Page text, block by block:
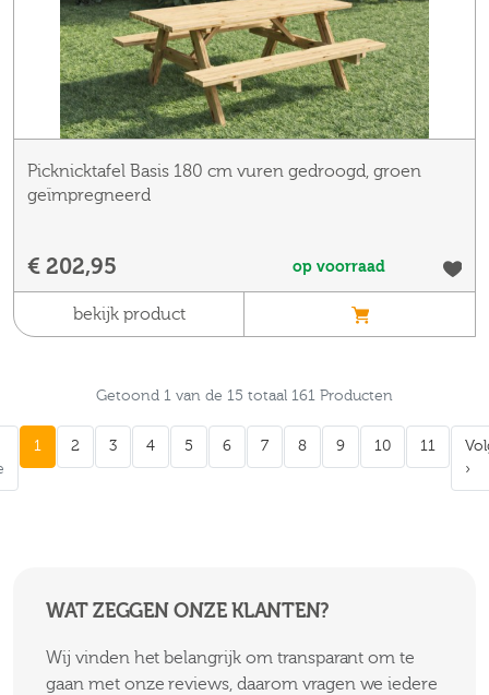
Picknicktafel Basis 180 cm vuren gedroogd, groen
geïmpregneerd
€ 202,95 op voorraad
bekijk product
Getoond 1 van de 15 totaal 161 Producten
1 2 3 4 5 6 7 8 9 10 11
›
WAT ZEGGEN ONZE KLANTEN?
Wij vinden het belangrijk om transparant om te
gaan met onze reviews, daarom vragen we iedere